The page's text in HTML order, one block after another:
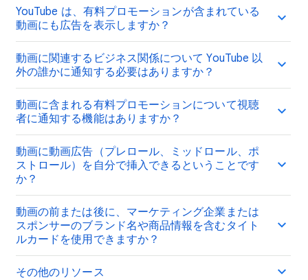
YouTube は、有料プロモーションが含まれている
動画にも広告を表示しますか？
動画に関連するビジネス関係について YouTube 以
外の誰かに通知する必要はありますか？
動画に含まれる有料プロモーションについて視聴
者に通知する機能はありますか？
動画に動画広告（プレロール、ミッドロール、ポ
ストロール）を自分で挿入できるということです
か？
動画の前または後に、マーケティング企業または
スポンサーのブランド名や商品情報を含むタイト
ルカードを使用できますか？
その他のリソース